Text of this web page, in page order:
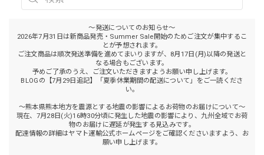
～発送についてのお知らせ～
2026年7月31日は新商品発売・Summer Sale開始のためご注文が集中するこ
とが予想されます。
ご注文商品は順次発送準備を進めてまいりますが、8月17日(月)以降の発送と
なる場合もございます。
予めご了承のうえ、ご注文いただきますようお願い申し上げます。
BLOGの【7月29日追記】「夏季休業期間の配送について」をご一読くださ
い。
～熊本県熊本地方を震源とする地震の影響によるお荷物のお届けについて～
現在、7月28日(火)16時30分頃に発生した地震の影響により、九州全域でお荷
物のお届けに遅延が発生する見込みです。
配達情報の詳細はヤマト運輸公式ホームページをご確認くださいますよう、お
願い申し上げます。